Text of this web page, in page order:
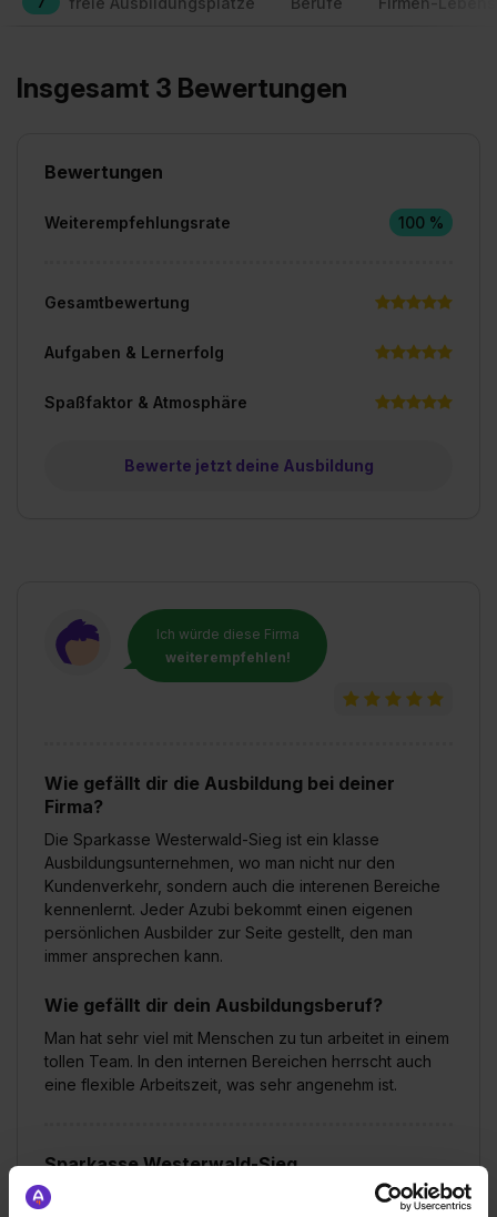
Insgesamt 3 Bewertungen
Ich würde diese Firma
weiterempfehlen!
Wie gefällt dir die Ausbildung bei deiner
Firma?
Die Sparkasse Westerwald-Sieg ist ein klasse
Ausbildungsunternehmen, wo man nicht nur den
Kundenverkehr, sondern auch die interenen Bereiche
kennenlernt. Jeder Azubi bekommt einen eigenen
persönlichen Ausbilder zur Seite gestellt, den man
immer ansprechen kann.
Wie gefällt dir dein Ausbildungsberuf?
Man hat sehr viel mit Menschen zu tun arbeitet in einem
tollen Team. In den internen Bereichen herrscht auch
eine flexible Arbeitszeit, was sehr angenehm ist.
Sparkasse Westerwald-Sieg
Klassische duale Berufsausbildung
Bewertungen
Weiterempfehlungsrate 100 %
Gesamtbewertung
Aufgaben & Lernerfolg
Spaßfaktor & Atmosphäre
Bewerte jetzt deine Ausbildung